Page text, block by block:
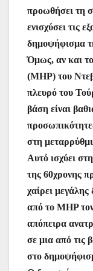
προωθήσει τη
ενισχύσει τις
δημοψήφισμα
Όμως, αν και
(MHP) του
πλευρό του
βάση είναι
στη
Αυτό ισχύει
της 60χρονης
χαίρει
από το MHP
απόπειρα
σε μια από τις
στο